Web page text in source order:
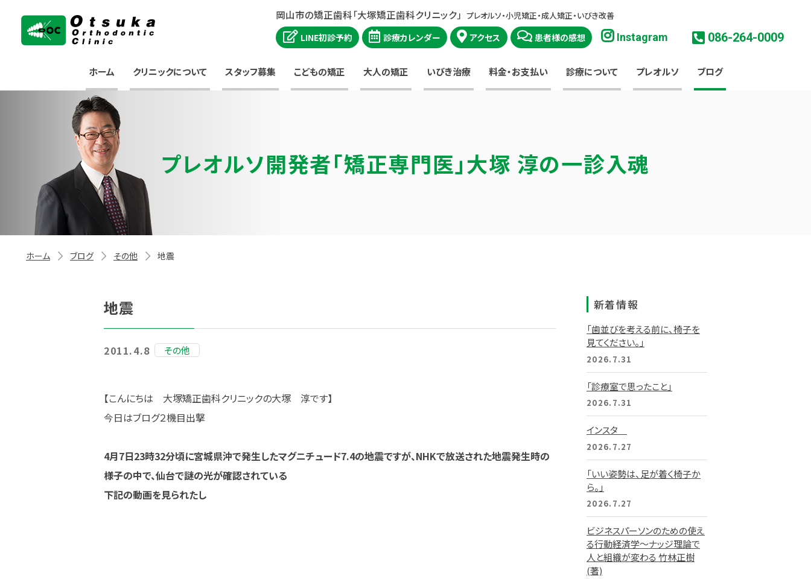
岡山市の矯正歯科「大塚矯正歯科クリニック」 プレオルソ・小児矯正・成人矯正・いびき改善
LINE初診予約 診療カレンダー アクセス 患者様の感想 Instagram 086-264-0009
ホーム クリニックについて スタッフ募集 こどもの矯正 大人の矯正 いびき治療 料金・お支払い 診療について プレオルソ ブログ
プレオルソ開発者「矯正専門医」大塚 淳の一診入魂
ホーム ブログ その他 地震
地震
2011.4.8 その他
【こんにちは 大塚矯正歯科クリニックの大塚 淳です】
今日はブログ２機目出撃
4月7日23時32分頃に宮城県沖で発生したマグニチュード7.4の地震ですが、NHKで放送された地震発生時の
様子の中で、仙台で謎の光が確認されている
下記の動画を見られたし
新着情報
「歯並びを考える前に、椅子を
見てください。」
2026.7.31
「診療室で思ったこと」
2026.7.31
インスタ
2026.7.27
「いい姿勢は、足が着く椅子か
ら。」
2026.7.27
ビジネスパーソンのための使え
る行動経済学～ナッジ理論で
人と組織が変わる 竹林正樹
(著)